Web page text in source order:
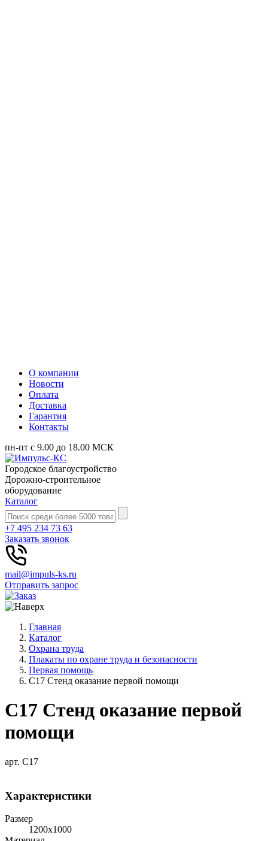
О компании
Новости
Оплата
Доставка
Гарантия
Контакты
пн-пт с 9.00 до 18.00 МСК
Городское благоустройство
Дорожно-строительное
оборудование
Каталог
+7 495 234 73 63
Заказать звонок
mail@impuls-ks.ru
Отправить запрос
Главная
Каталог
Охрана труда
Плакаты по охране труда и безопасности
Первая помощь
С17 Стенд оказание первой помощи
С17 Стенд оказание первой
помощи
арт. С17
Характеристики
Размер
1200х1000